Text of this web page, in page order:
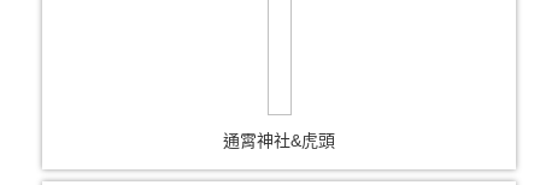
通霄神社&虎頭